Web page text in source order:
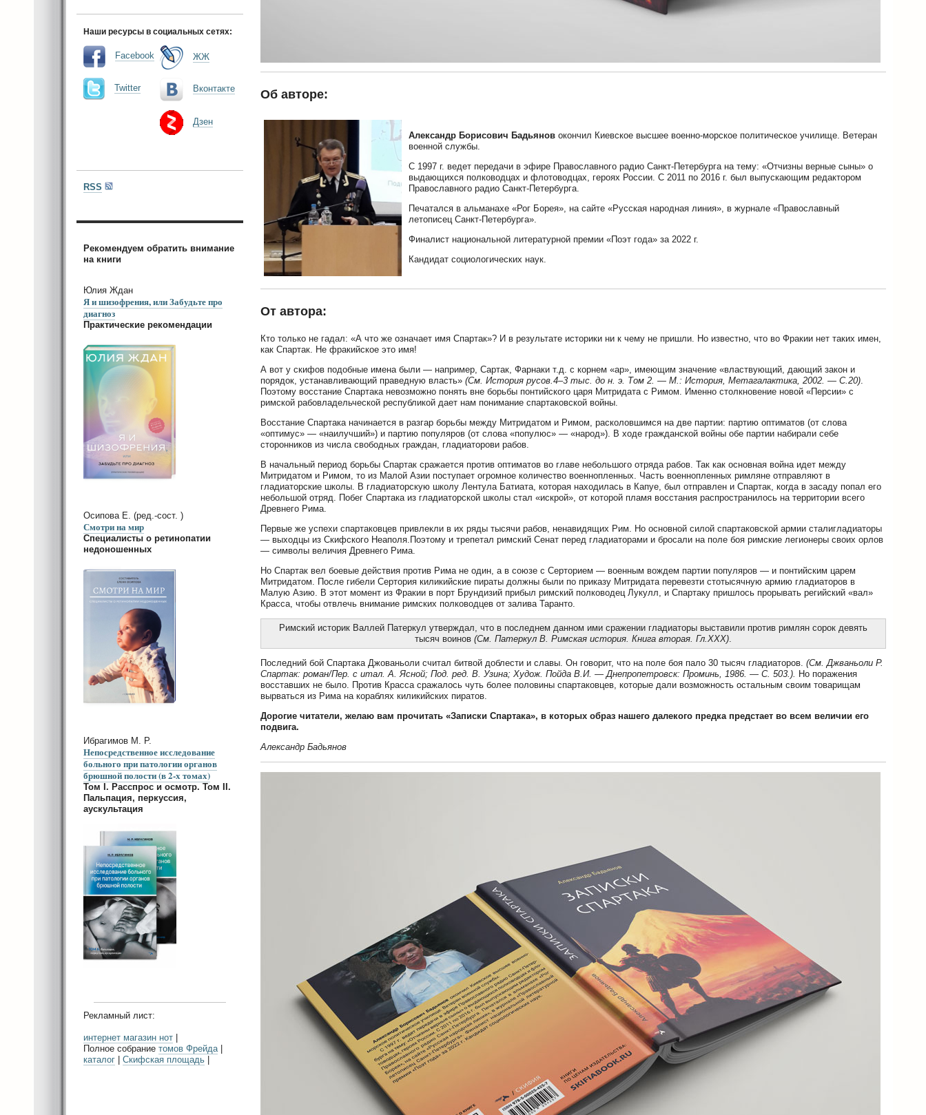
Об авторе:
Александр Борисович Бадьянов окончил Киевское высшее военно-морское политическое училище. Ветеран
военной службы.
С 1997 г. ведет передачи в эфире Православного радио Санкт-Петербурга на тему: «Отчизны верные сыны» о
выдающихся полководцах и флотоводцах, героях России. С 2011 по 2016 г. был выпускающим редактором
Православного радио Санкт-Петербурга.
Печатался в альманахе «Рог Борея», на сайте «Русская народная линия», в журнале «Православный
летописец Санкт-Петербурга».
Финалист национальной литературной премии «Поэт года» за 2022 г.
Кандидат социологических наук.
От автора:
Кто только не гадал: «А что же означает имя Спартак»? И в результате историки ни к чему не пришли. Но известно, что во Фракии нет таких имен,
как Спартак. Не фракийское это имя!
А вот у скифов подобные имена были — например, Сартак, Фарнаки т.д. с корнем «ар», имеющим значение «властвующий, дающий закон и
порядок, устанавливающий праведную власть» (См. История русов.4–3 тыс. до н. э. Том 2. — М.: История, Метагалактика, 2002. — С.20).
Поэтому восстание Спартака невозможно понять вне борьбы понтийского царя Митридата с Римом. Именно столкновение новой «Персии» с
римской рабовладельческой республикой дает нам понимание спартаковской войны.
Восстание Спартака начинается в разгар борьбы между Митридатом и Римом, расколовшимся на две партии: партию оптиматов (от слова
«оптимус» — «наилучший») и партию популяров (от слова «популюс» — «народ»). В ходе гражданской войны обе партии набирали себе
сторонников из числа свободных граждан, гладиаторови рабов.
В начальный период борьбы Спартак сражается против оптиматов во главе небольшого отряда рабов. Так как основная война идет между
Митридатом и Римом, то из Малой Азии поступает огромное количество военнопленных. Часть военнопленных римляне отправляют в
гладиаторские школы. В гладиаторскую школу Лентула Батиата, которая находилась в Капуе, был отправлен и Спартак, когда в засаду попал его
небольшой отряд. Побег Спартака из гладиаторской школы стал «искрой», от которой пламя восстания распространилось на территории всего
Древнего Рима.
Первые же успехи спартаковцев привлекли в их ряды тысячи рабов, ненавидящих Рим. Но основной силой спартаковской армии сталигладиаторы
— выходцы из Скифского Неаполя.Поэтому и трепетал римский Сенат перед гладиаторами и бросали на поле боя римские легионеры своих орлов
— символы величия Древнего Рима.
Но Спартак вел боевые действия против Рима не один, а в союзе с Серторием — военным вождем партии популяров — и понтийским царем
Митридатом. После гибели Сертория киликийские пираты должны были по приказу Митридата перевезти стотысячную армию гладиаторов в
Малую Азию. В этот момент из Фракии в порт Брундизий прибыл римский полководец Лукулл, и Спартаку пришлось прорывать регийский «вал»
Красса, чтобы отвлечь внимание римских полководцев от залива Таранто.
Римский историк Валлей Патеркул утверждал, что в последнем данном ими сражении гладиаторы выставили против римлян сорок девять
тысяч воинов (См. Патеркул В. Римская история. Книга вторая. Гл.ХХХ).
Последний бой Спартака Джованьоли считал битвой доблести и славы. Он говорит, что на поле боя пало 30 тысяч гладиаторов. (См. Джваньоли Р.
Спартак: роман/Пер. с итал. А. Ясной; Под. ред. В. Узина; Худож. Пойда В.И. — Днепропетровск: Проминь, 1986. — С. 503.). Но поражения
восставших не было. Против Красса сражалось чуть более половины спартаковцев, которые дали возможность остальным своим товарищам
вырваться из Рима на кораблях киликийских пиратов.
Дорогие читатели, желаю вам прочитать «Записки Спартака», в которых образ нашего далекого предка предстает во всем величии его
подвига.
Александр Бадьянов
Наши ресурсы в социальных сетях:
Facebook
Twitter
ЖЖ
Вконтакте
Дзен
RSS
Рекомендуем обратить внимание
на книги
Юлия Ждан
Я и шизофрения, или Забудьте про
диагноз
Практические рекомендации
Осипова Е. (ред.-сост. )
Смотри на мир
Специалисты о ретинопатии
недоношенных
Ибрагимов М. Р.
Непосредственное исследование
больного при патологии органов
брюшной полости (в 2-х томах)
Том I. Расспрос и осмотр. Том II.
Пальпация, перкуссия,
аускультация
Рекламный лист:
интернет магазин нот |
Полное собрание томов Фрейда |
каталог | Скифская площадь |